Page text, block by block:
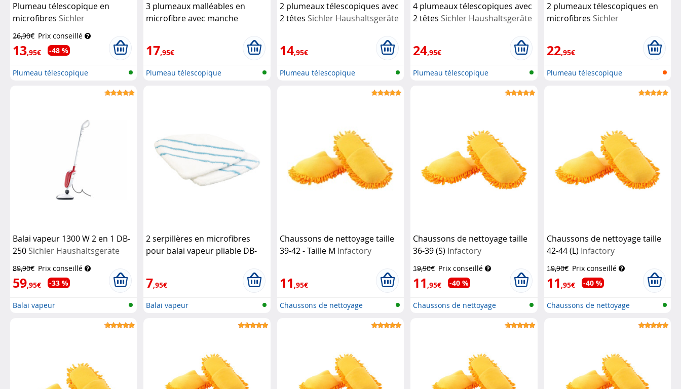
Plumeau télescopique en
microfibres Sichler
Haushaltsgeräte
26,90€ Prix conseillé
13,95€ -48 %
Plumeau télescopique
3 plumeaux malléables en
microfibre avec manche
17,95€
Plumeau télescopique
2 plumeaux télescopiques avec
2 têtes Sichler Haushaltsgeräte
14,95€
Plumeau télescopique
4 plumeaux télescopiques avec
2 têtes Sichler Haushaltsgeräte
24,95€
Plumeau télescopique
2 plumeaux télescopiques en
microfibres Sichler
22,95€
Plumeau télescopique
Balai vapeur 1300 W 2 en 1 DB-
250 Sichler Haushaltsgeräte
89,90€ Prix conseillé
59,95€ -33 %
Balai vapeur
2 serpillères en microfibres
pour balai vapeur pliable DB-
7,95€
Balai vapeur
Chaussons de nettoyage taille
39-42 - Taille M Infactory
11,95€
Chaussons de nettoyage
Chaussons de nettoyage taille
36-39 (S) Infactory
19,90€ Prix conseillé
11,95€ -40 %
Chaussons de nettoyage
Chaussons de nettoyage taille
42-44 (L) Infactory
19,90€ Prix conseillé
11,95€ -40 %
Chaussons de nettoyage